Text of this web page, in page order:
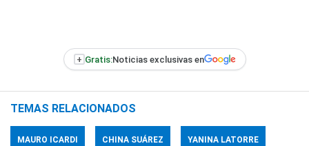
+ Gratis:Noticias exclusivas en
TEMAS RELACIONADOS
MAURO ICARDI CHINA SUÁREZ YANINA LATORRE